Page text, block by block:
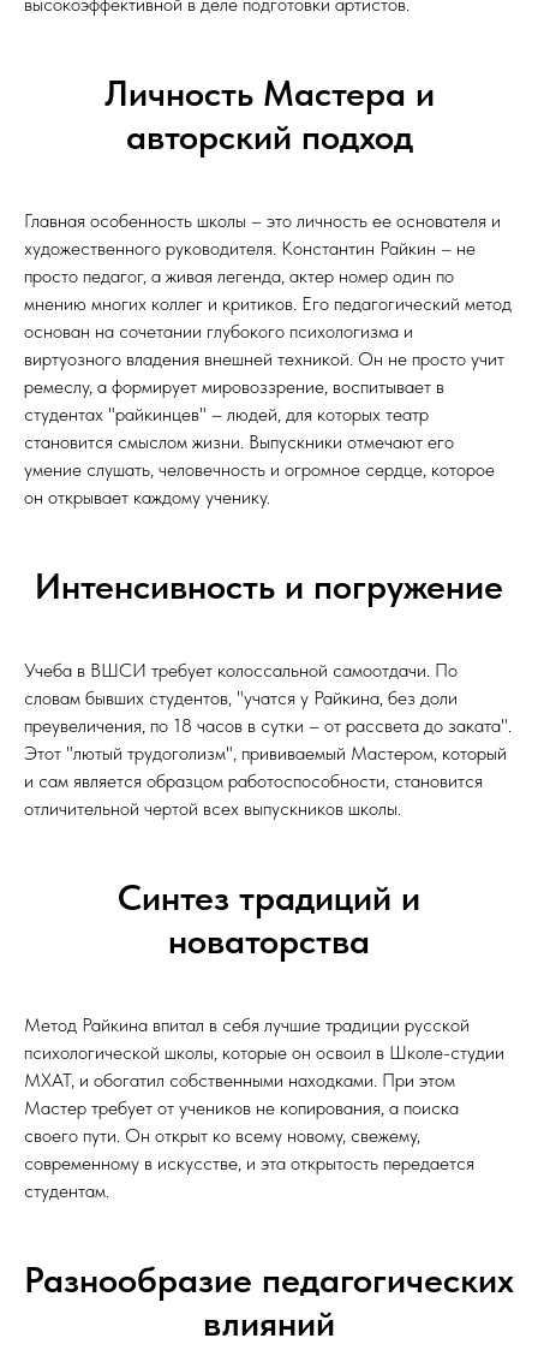
Личность Мастера и
авторский подход
Главная особенность школы – это личность ее основателя и
художественного руководителя. Константин Райкин – не
просто педагог, а живая легенда, актер номер один по
мнению многих коллег и критиков. Его педагогический метод
основан на сочетании глубокого психологизма и
виртуозного владения внешней техникой. Он не просто учит
ремеслу, а формирует мировоззрение, воспитывает в
студентах "райкинцев" – людей, для которых театр
становится смыслом жизни. Выпускники отмечают его
умение слушать, человечность и огромное сердце, которое
он открывает каждому ученику.
Интенсивность и погружение
Учеба в ВШСИ требует колоссальной самоотдачи. По
словам бывших студентов, "учатся у Райкина, без доли
преувеличения, по 18 часов в сутки – от рассвета до заката".
Этот "лютый трудоголизм", прививаемый Мастером, который
и сам является образцом работоспособности, становится
отличительной чертой всех выпускников школы.
Синтез традиций и
новаторства
Метод Райкина впитал в себя лучшие традиции русской
психологической школы, которые он освоил в Школе-студии
МХАТ, и обогатил собственными находками. При этом
Мастер требует от учеников не копирования, а поиска
своего пути. Он открыт ко всему новому, свежему,
современному в искусстве, и эта открытость передается
студентам.
Разнообразие педагогических
влияний